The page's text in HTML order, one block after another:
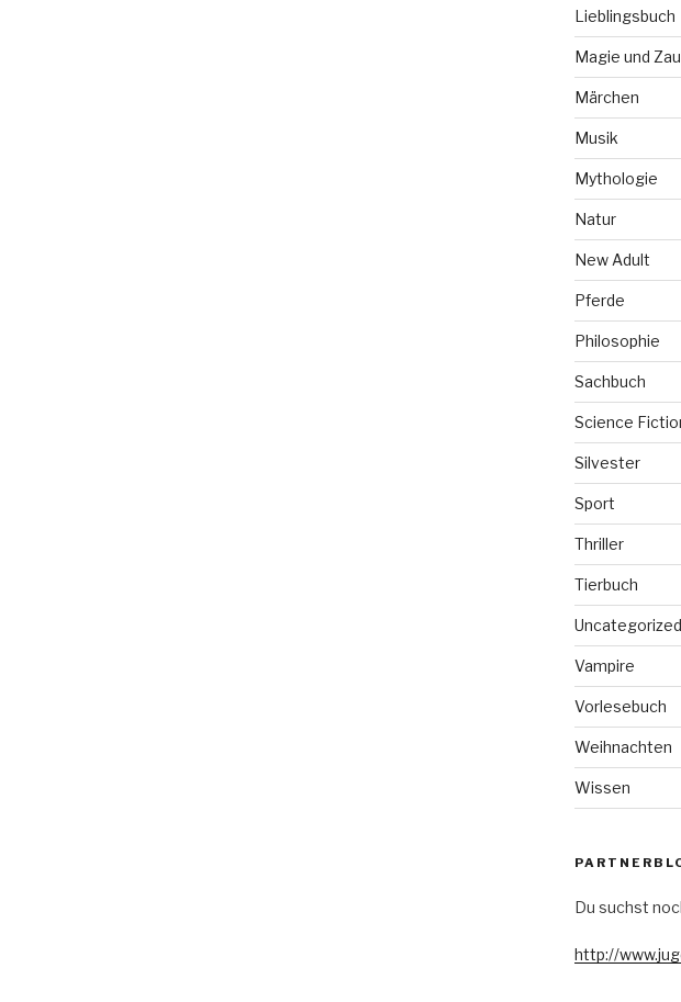
Lieblingsbuch
Magie und
Märchen
Musik
Mythologie
Natur
New Adult
Pferde
Philosophie
Sachbuch
Science
Silvester
Sport
Thriller
Tierbuch
Uncategorized
Vampire
Vorlesebuch
Weihnachten
Wissen
Du suchst
http://